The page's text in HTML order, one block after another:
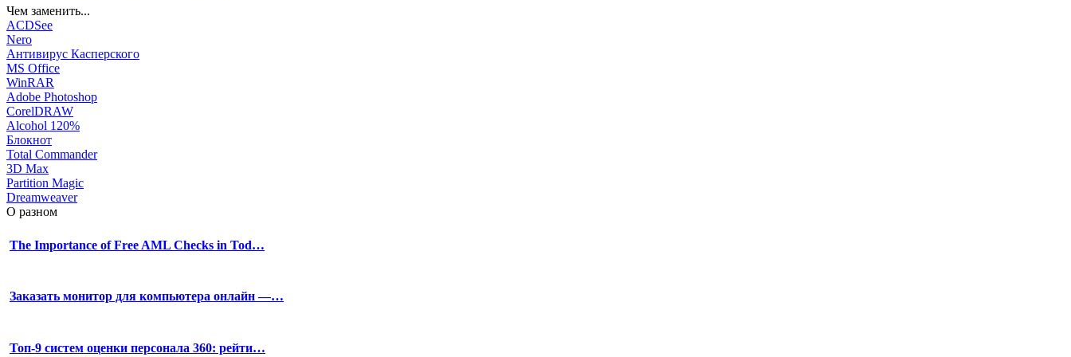
Чем заменить...
ACDSee
Nero
Антивирус Касперского
MS Office
WinRAR
Adobe Photoshop
CorelDRAW
Alcohol 120%
Блокнот
Total Commander
3D Max
Partition Magic
Dreamweaver
О разном
The Importance of Free AML Checks in Tod…
Заказать монитор для компьютера онлайн —…
Топ-9 систем оценки персонала 360: рейти…